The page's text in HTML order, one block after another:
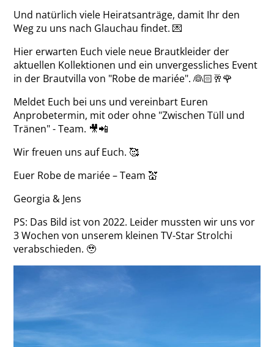
Und natürlich viele Heiratsanträge, damit Ihr den
Weg zu uns nach Glauchau findet. 💌
Hier erwarten Euch viele neue Brautkleider der
aktuellen Kollektionen und ein unvergessliches Event
in der Brautvilla von "Robe de mariée". 👰🏻🥂🌹
Meldet Euch bei uns und vereinbart Euren
Anprobetermin, mit oder ohne "Zwischen Tüll und
Tränen" - Team. 🎥📲
Wir freuen uns auf Euch. 🥰
Euer Robe de mariée – Team 💒
Georgia & Jens
PS: Das Bild ist von 2022. Leider mussten wir uns vor
3 Wochen von unserem kleinen TV-Star Strolchi
verabschieden. 🥹